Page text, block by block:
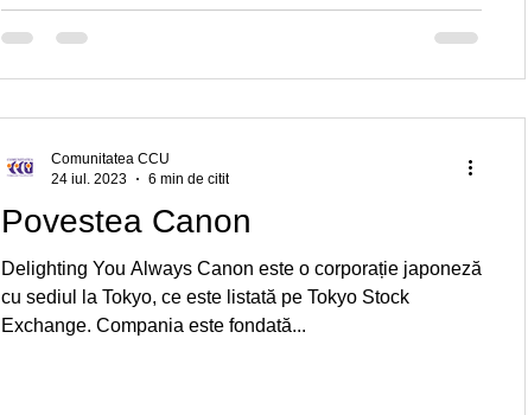
Povestea Canon
Delighting You Always Canon este o corporație japoneză
cu sediul la Tokyo, ce este listată pe Tokyo Stock
Exchange. Compania este fondată...
Comunitatea CCU
24 iul. 2023
6 min de citit